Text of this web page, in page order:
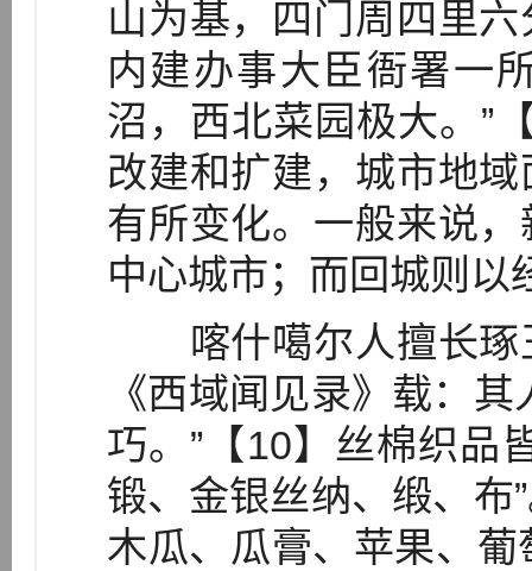
山为基，四门周四里
内建办事大臣衙署一
沼，西北菜园极大。”
改建和扩建，城市地
有所变化。一般来说
中心城市；而回城则以
喀什噶尔人擅长琢
《西域闻见录》载：
巧。”【10】丝棉织品
锻、金银丝纳、缎、布
木瓜、瓜膏、苹果、